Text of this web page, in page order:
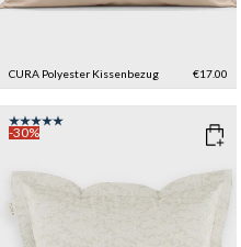
CURA Polyester Kissenbezug €17.00
-30%